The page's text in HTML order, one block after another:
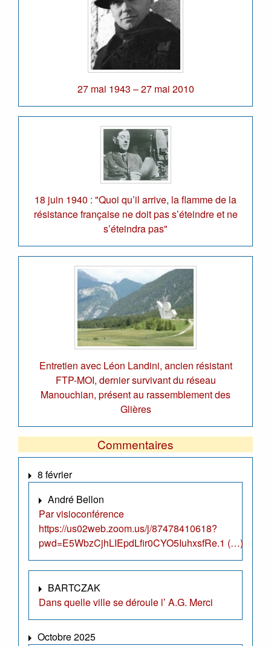
27 mai 1943 – 27 mai 2010
18 juin 1940 : "Quoi qu’il arrive, la flamme de la
résistance française ne doit pas s’éteindre et ne
s’éteindra pas"
Entretien avec Léon Landini, ancien résistant
FTP-MOI, dernier survivant du réseau
Manouchian, présent au rassemblement des
Glières
Commentaires
8 février
André Bellon
Par visioconférence
https://us02web.zoom.us/j/87478410618?
pwd=E5WbzCjhLIEpdLfir0CYO5IuhxsfRe.1 (…)
BARTCZAK
Dans quelle ville se déroule l’ A.G. Merci
Octobre 2025